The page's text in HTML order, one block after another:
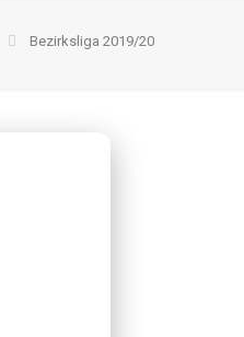
Bezirksliga 2019/20